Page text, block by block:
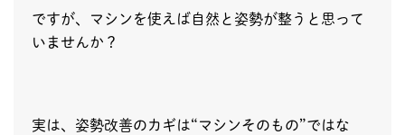
ですが、マシンを使えば自然と姿勢が整うと思って
いませんか？
実は、姿勢改善のカギは“マシンそのもの”ではな